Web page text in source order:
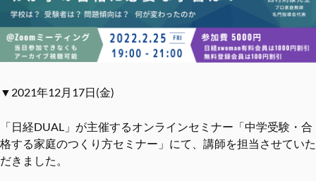
▼2021年12月17日(金)
「日経DUAL」が主催するオンラインセミナー「中学受験・合
格する家庭のつくり方セミナー」にて、講師を担当させていた
だきました。